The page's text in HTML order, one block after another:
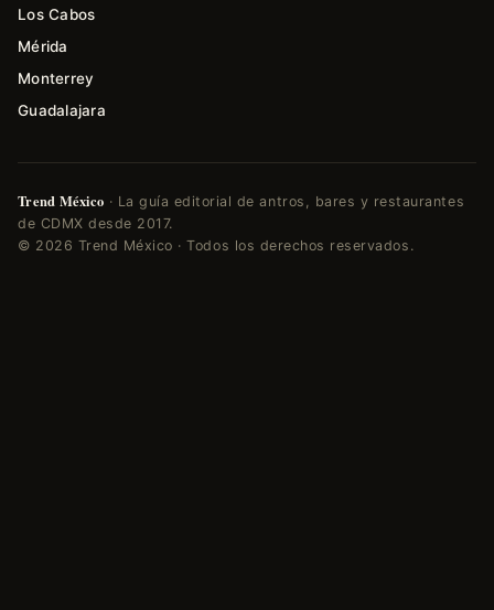
Los Cabos
Mérida
Monterrey
Guadalajara
Trend México · La guía editorial de antros, bares y restaurantes
de CDMX desde 2017.
© 2026 Trend México · Todos los derechos reservados.